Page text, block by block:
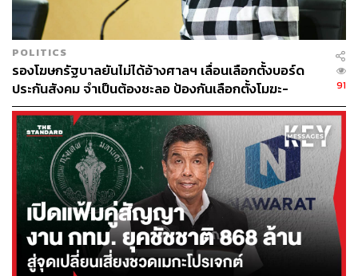
กรุงเทพฯ เป็นจังหวัดที่ไม่เป็นจังหวัด เพราะไม่มีผู้ว่าราชการ
จังหวัด มีแต่ผู้ว่าราชการกรุงเทพมหานคร ซึ่งในมุมของ
กระทรวงมหาดไทย ก็คือนายกเทศมนตรีคนหนึ่ง หรือ นายก
อบจ.
กระทรวงมหาดไทยจึงคิดว่าจะทำอะไรก็ได้ ต่อสัญญา
สัมปทาน หรือไม่สั่งให้เลือกตั้งก็ทำได้ กรุงเทพฯ มี 50 เขตซึ่ง
เหมือนอำเภอ แต่ประชาธิปไตยระดับชุมชนในต่างจังหวัดมี
ง่ายกว่ากรุงเทพฯ เพราะมี อบต. ศอ.บต. กำนัน ผู้ใหญ่บ้าน
ขณะที่ใน กทม. ไม่มีโครงสร้างในแต่ละเขต สภาเขตถูกยุบ
สมัย คสช. ด้วยข้ออ้างว่าเป็นเครื่องมือทางการเมือง ซึ่งงง
มาก
POLITICS
รองโฆษกรัฐบาลยันไม่ได้อ้างศาลฯ เลื่อนเลือกตั้งบอร์ด
ประกันสังคม จำเป็นต้องชะลอ ป้องกันเลือกตั้งโมฆะ-
ปกป้องสิทธิผู้ประกันตน
91